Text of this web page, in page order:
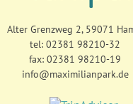
Alter Grenzweg 2, 59071
tel: 02381 98210-32
fax: 02381 98210-19
info@maximilianpark.de